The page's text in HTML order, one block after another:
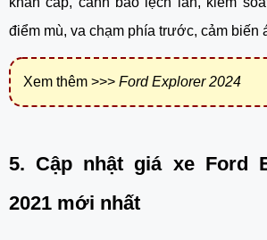
điểm mù, va chạm phía trước, cảm biến
Xem thêm >>> Ford Explorer 2024
5. Cập nhật giá xe Ford
2021 mới nhất